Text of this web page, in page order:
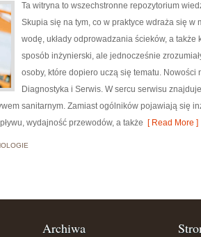
Ta witryna to wszechstronne repozytorium
Skupia się na tym, co w praktyce wdraża się
wodę, układy odprowadzania ścieków, a
sposób inżynierski, ale jednocześnie
osoby, które dopiero uczą się tematu.
Diagnostyka i Serwis. W sercu serwisu
sanitarnym. Zamiast ogólników pojawiają się
wydajność przewodów, a także [ Read More ]
Archiwa